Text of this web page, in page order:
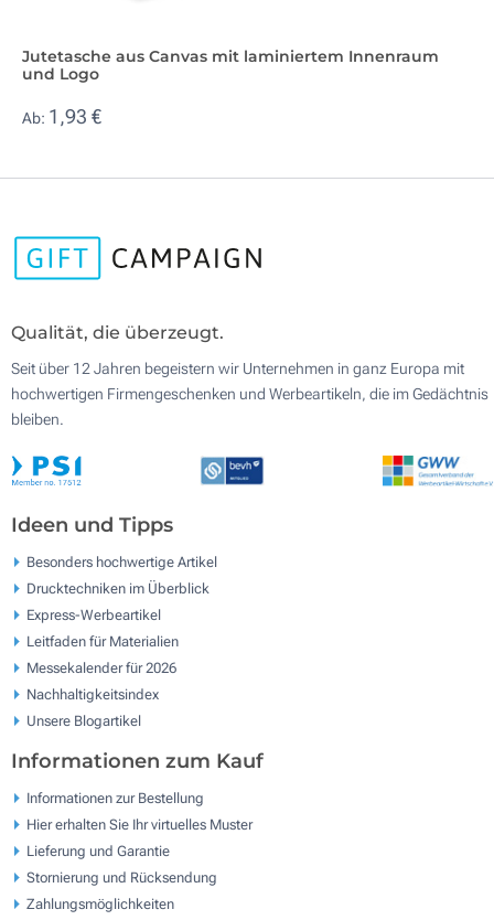
Jutetasche aus Canvas mit laminiertem Innenraum
und Logo
Ab: 1,93 €
Qualität, die überzeugt.
Seit über 12 Jahren begeistern wir Unternehmen in ganz Europa mit
hochwertigen Firmengeschenken und Werbeartikeln, die im Gedächtnis
bleiben.
Ideen und Tipps
Besonders hochwertige Artikel
Drucktechniken im Überblick
Express-Werbeartikel
Leitfaden für Materialien
Messekalender für 2026
Nachhaltigkeitsindex
Unsere Blogartikel
Informationen zum Kauf
Informationen zur Bestellung
Hier erhalten Sie Ihr virtuelles Muster
Lieferung und Garantie
Stornierung und Rücksendung
Zahlungsmöglichkeiten